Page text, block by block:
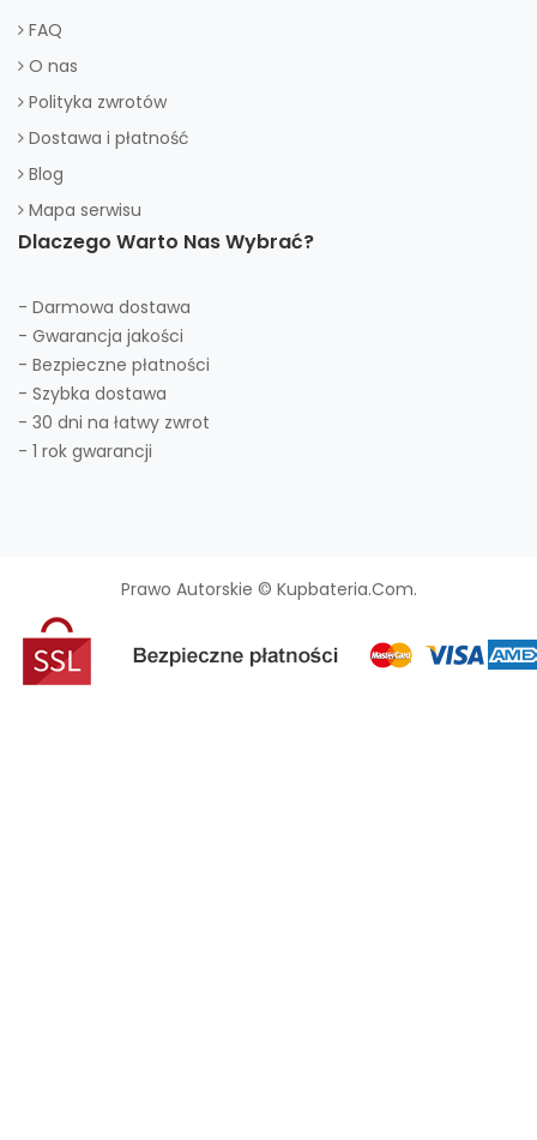
FAQ
O nas
Polityka zwrotów
Dostawa i płatność
Blog
Mapa serwisu
Dlaczego Warto Nas Wybrać?
- Darmowa dostawa
- Gwarancja jakości
- Bezpieczne płatności
- Szybka dostawa
- 30 dni na łatwy zwrot
- 1 rok gwarancji
Prawo Autorskie © Kupbateria.com.